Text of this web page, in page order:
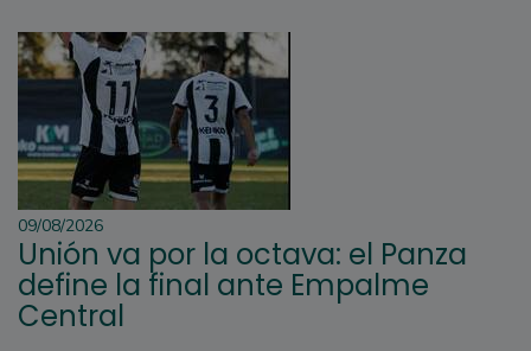
09/08/2026
Unión va por la octava: el Panza
define la final ante Empalme
Central